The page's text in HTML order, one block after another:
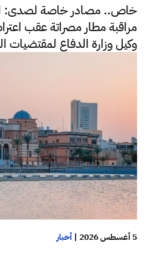
خاص.. مصادر خاصة لصدى:
مراقبة مطار مصراتة عقب
وكيل وزارة الدفاع لمقتضيات
5 أغسطس 2026 | أخبار